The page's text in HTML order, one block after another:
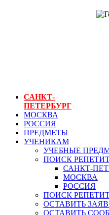
САНКТ-
ПЕТЕРБУРГ
МОСКВА
РОССИЯ
ПРЕДМЕТЫ
УЧЕНИКАМ
УЧЕБНЫЕ
ПОИСК
САНКТ-
МОСКВА
РОССИЯ
ПОИСК
ОСТАВИТЬ
ОСТАВИТЬ